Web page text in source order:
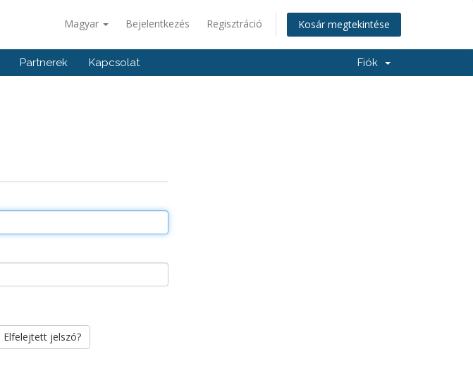
Magyar Bejelentkezés Regisztráció Kosár megtekintése
Partnerek Kapcsolat Fiók
Elfelejtett jelszó?